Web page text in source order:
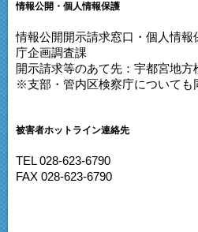
情報公開・個人情報保護
情報公開開示請求窓口・個人情
庁企画調査課
開示請求等のあて先：宇都宮地方
※支部・管内区検察庁についても
被害者ホットライン連絡先
TEL 028-623-6790
FAX 028-623-6790